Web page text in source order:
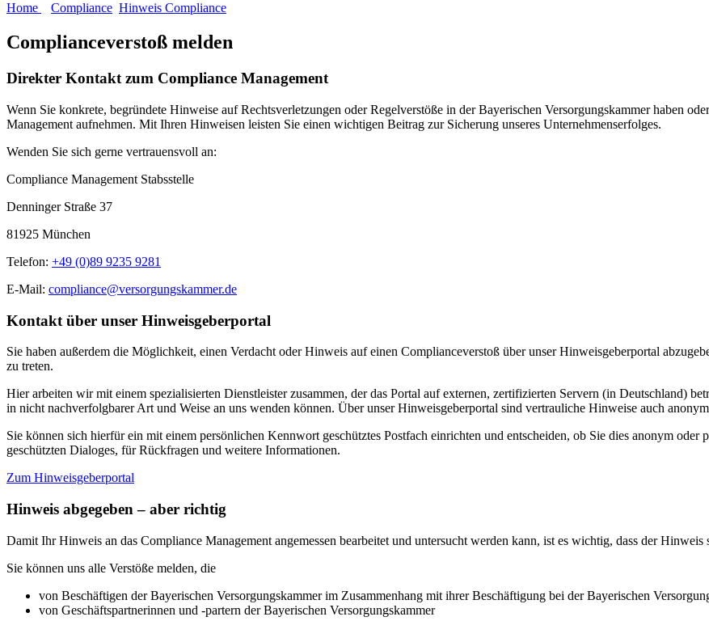
Home Compliance Hinweis Compliance
Complianceverstoß melden
Direkter Kontakt zum Compliance Management
Wenn Sie konkrete, begründete Hinweise auf Rechtsverletzungen oder Regelverstöße in der Bayerischen Versorgungskammer haben
Management aufnehmen. Mit Ihren Hinweisen leisten Sie einen wichtigen Beitrag zur Sicherung unseres Unternehmenserfolges.
Wenden Sie sich gerne vertrauensvoll an:
Compliance Management Stabsstelle
Denninger Straße 37
81925 München
Telefon: +49 (0)89 9235 9281
E-Mail: compliance@versorgungskammer.de
Kontakt über unser Hinweisgeberportal
Sie haben außerdem die Möglichkeit, einen Verdacht oder Hinweis auf einen Complianceverstoß über unser Hinweisgeberportal
zu treten.
Hier arbeiten wir mit einem spezialisierten Dienstleister zusammen, der das Portal auf externen, zertifizierten Servern (in Deutschland)
in nicht nachverfolgbarer Art und Weise an uns wenden können. Über unser Hinweisgeberportal sind vertrauliche Hinweise auch
Sie können sich hierfür ein mit einem persönlichen Kennwort geschütztes Postfach einrichten und entscheiden, ob Sie dies anonym oder
geschützten Dialoges, für Rückfragen und weitere Informationen.
Zum Hinweisgeberportal
Hinweis abgegeben – aber richtig
Damit Ihr Hinweis an das Compliance Management angemessen bearbeitet und untersucht werden kann, ist es wichtig, dass der
Sie können uns alle Verstöße melden, die
von Beschäftigen der Bayerischen Versorgungskammer im Zusammenhang mit ihrer Beschäftigung bei der Bayerischen
von Geschäftspartnerinnen und -partern der Bayerischen Versorgungskammer